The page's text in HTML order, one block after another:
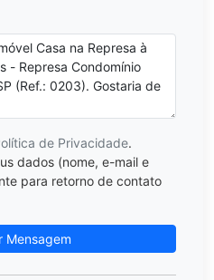
de Privacidade.
dados (nome, e-mail e
para retorno de contato
Mensagem